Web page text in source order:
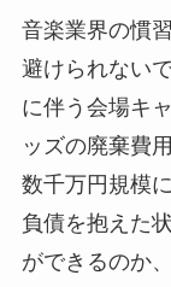
音楽業界の慣
避けられない
に伴う会場キ
ッズの廃棄費
数千万円規模
負債を抱えた
ができるのか